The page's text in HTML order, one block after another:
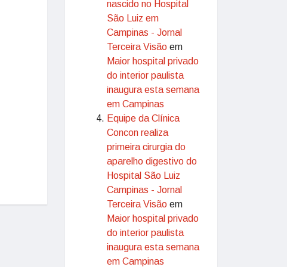
nascido no Hospital
São Luiz em
Campinas - Jornal
Terceira Visão em
Maior hospital privado
do interior paulista
inaugura esta semana
em Campinas
Equipe da Clínica
Concon realiza
primeira cirurgia do
aparelho digestivo do
Hospital São Luiz
Campinas - Jornal
Terceira Visão em
Maior hospital privado
do interior paulista
inaugura esta semana
em Campinas